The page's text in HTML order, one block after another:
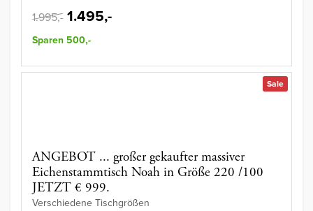
1.995,- 1.495,-
Sparen 500,-
Sale
ANGEBOT ... großer gekaufter massiver
Eichenstammtisch Noah in Größe 220 /100
JETZT € 999.
Verschiedene Tischgrößen